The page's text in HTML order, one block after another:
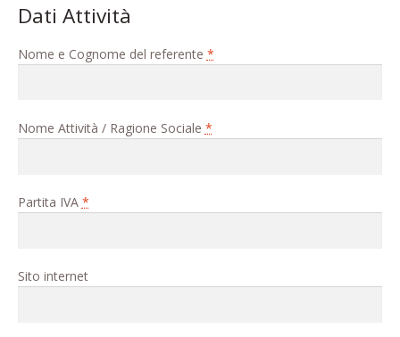
Press
Richiesta registrazione come
Tutti gli articoli
Dati Attività
Nome e Cognome del referente *
Nome Attività / Ragione Sociale *
Partita IVA *
Sito internet